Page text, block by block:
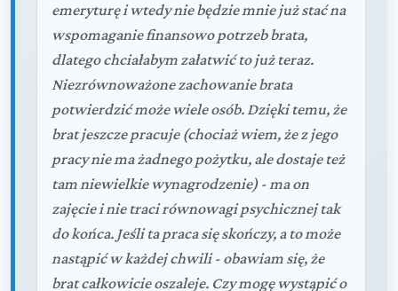
emeryturę i wtedy nie będzie mnie już stać na
wspomaganie finansowo potrzeb brata,
dlatego chciałabym załatwić to już teraz.
Niezrównoważone zachowanie brata
potwierdzić może wiele osób. Dzięki temu, że
brat jeszcze pracuje (chociaż wiem, że z jego
pracy nie ma żadnego pożytku, ale dostaje też
tam niewielkie wynagrodzenie) - ma on
zajęcie i nie traci równowagi psychicznej tak
do końca. Jeśli ta praca się skończy, a to może
nastąpić w każdej chwili - obawiam się, że
brat całkowicie oszaleje. Czy mogę wystąpić o